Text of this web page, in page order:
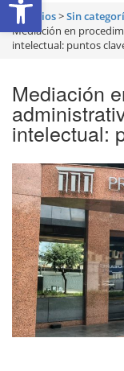
Servicios>Sin
Mediación en
intelectual: puntos
Mediación
intelectual: